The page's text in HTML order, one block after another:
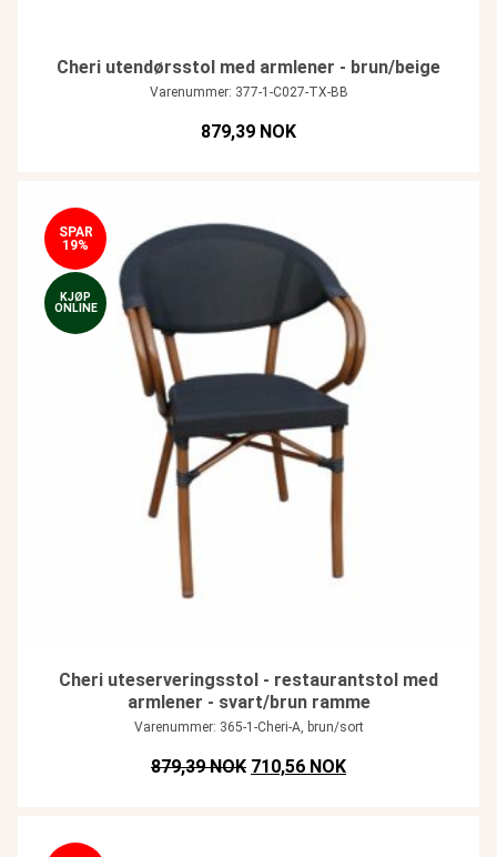
Cheri utendørsstol med armlener - brun/beige
Varenummer: 377-1-C027-TX-BB
879,39 NOK
SPAR
19%
KJØP
ONLINE
Cheri uteserveringsstol - restaurantstol med
armlener - svart/brun ramme
Varenummer: 365-1-Cheri-A, brun/sort
879,39 NOK Opprinnelig pris var: NOK
710,56 NOKNåværende pris er: